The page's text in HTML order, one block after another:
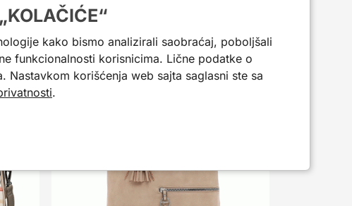
-30%
kako bismo analizirali saobraćaj, poboljšali
funkcionalnosti korisnicima. Lične podatke o
Nastavkom korišćenja web sajta saglasni ste sa
.